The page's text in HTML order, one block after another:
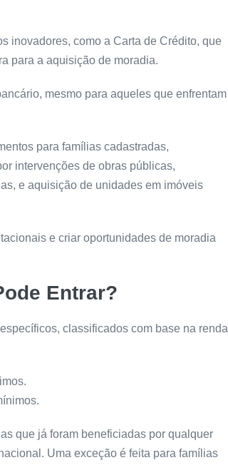
inovadores, como a Carta de Crédito, que
para a aquisição de moradia.
mesmo para aqueles que enfrentam
para famílias cadastradas,
intervenções de obras públicas,
e aquisição de unidades em imóveis
e criar oportunidades de moradia
Entrar?
classificados com base na renda
que já foram beneficiadas por qualquer
Uma exceção é feita para famílias